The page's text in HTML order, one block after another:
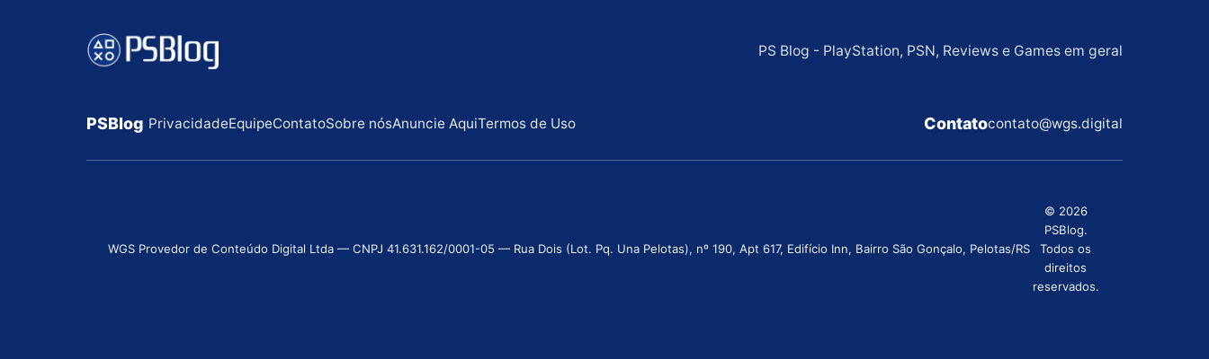
PS Blog - PlayStation, PSN, Reviews e Games em geral
PSBlog PrivacidadeEquipeContatoSobre nósAnuncie AquiTermos de Uso Contatocontato@wgs.digital
WGS Provedor de Conteúdo Digital Ltda — CNPJ 41.631.162/0001-05 — Rua Dois (Lot. Pq. Una Pelotas), nº 190, Apt 617, Edifício Inn, Bairro São Gonçalo, Pelotas/RS
© 2026
PSBlog.
Todos os
direitos
reservados.